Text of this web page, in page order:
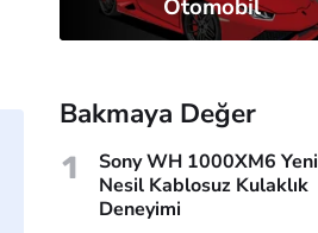
Otomobil
Bakmaya Değer
1
Sony WH 1000XM6 Yeni
Nesil Kablosuz Kulaklık
Deneyimi